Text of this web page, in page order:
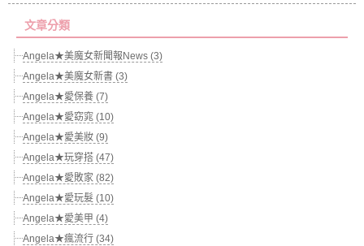
文章分類
Angela★美魔女新聞報News (3)
Angela★美魔女新書 (3)
Angela★愛保養 (7)
Angela★愛窈窕 (10)
Angela★愛美妝 (9)
Angela★玩穿搭 (47)
Angela★愛敗家 (82)
Angela★愛玩髮 (10)
Angela★愛美甲 (4)
Angela★瘋流行 (34)